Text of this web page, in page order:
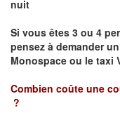
nuit
Si vous êtes 3 ou 4
pensez à demander
Monospace ou le taxi
Combien coûte une
?